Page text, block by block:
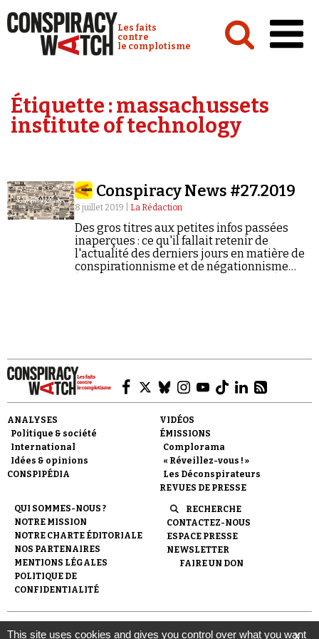
Conspiracy Watch :
Les faits
contre
le complotisme
Analyses
Émissions
Revues de presse
Faire un don
Demander à Vera
Étiquette :massachussets
institute of technology
Conspiracy News #27.2019
8 juillet 2019 | La Rédaction
Des gros titres aux petites infos passées
inaperçues : ce qu'il fallait retenir de
l'actualité des derniers jours en matière de
conspirationnisme et de négationnisme
ANALYSES
Politique & société
International
Idées & opinions
CONSPIPÉDIA
VIDÉOS
ÉMISSIONS
Complorama
« Réveillez-vous ! »
Les Déconspirateurs
REVUES DE PRESSE
QUI SOMMES-NOUS ?
NOTRE MISSION
NOTRE CHARTE ÉDITORIALE
NOS PARTENAIRES
MENTIONS LÉGALES
POLITIQUE DE
CONFIDENTIALITÉ
RECHERCHE
CONTACTEZ-NOUS
ESPACE PRESSE
NEWSLETTER
FAIRE UN DON
© 2007- 2026 Conspiracy Watch | Une réalisation de
X
This site uses cookies and gives you control over what you want